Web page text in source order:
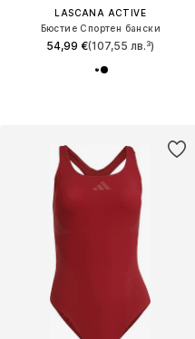
LASCANA ACTIVE
Бюстие Спортен бански
54,99 €(107,55 лв.³)